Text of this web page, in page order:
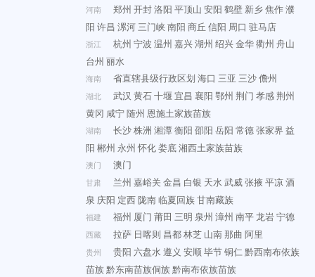
河南 郑州 开封洛阳 平顶山 安阳 鹤壁 新乡焦作濮
阳 许昌 漯河三门峡南阳 商丘 信阳 周口 驻马店
浙江 杭州 宁波 温州 嘉兴湖州 绍兴金华衢州 舟山
台州 丽水
海南 省直辖县级行政区划 海口 三亚 三沙儋州
湖北 武汉 黄石十堰 宜昌 襄阳 鄂州 荆门 孝感荆州
黄冈 咸宁随州 恩施土家族苗族
湖南 长沙株洲 湘潭衡阳 邵阳 岳阳 常德张家界 益
阳 郴州 永州 怀化娄底湘西土家族苗族
澳门 澳门
甘肃 兰州 嘉峪关 金昌 白银 天水武威张掖平凉酒
泉 庆阳 定西陇南临夏回族甘南藏族
福建 福州 厦门 莆田 三明 泉州 漳州 南平龙岩宁德
西藏 拉萨 日喀则 昌都林芝 山南那曲 阿里
贵州 贵阳 六盘水遵义 安顺毕节铜仁黔西南布依族
苗族黔东南苗族侗族黔南布依族苗族